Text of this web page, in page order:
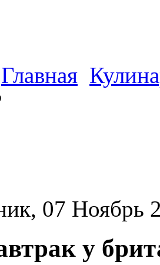
Главная
07 Ноябрь
у